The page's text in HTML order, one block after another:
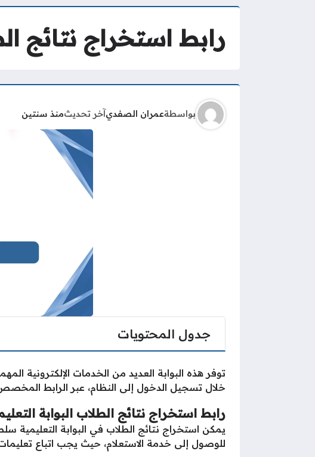
رابط استخراج نتائج
بواسطةعمران الصفدي آخر تحديثمنذ سنتين
جدول المحتويات
توفر هذه البوابة العديد من الخدمات الإلكترونية
خلال تسجيل الدخول إلى النظام، عبر الرابط المخصص
رابط استخراج نتائج الطلاب البوابة
يمكن استخراج نتائج الطلاب في البوابة التعليمية
للوصول إلى خدمة الاستعلام، حيث يجب اتباع